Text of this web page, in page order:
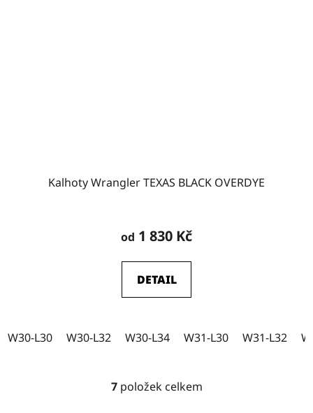
Kalhoty Wrangler TEXAS BLACK OVERDYE
hodnocení
produktu
je
5,0
hvězdiček.
od 1 830 Kč
DETAIL
W30-L30 W30-L32 W30-L34 W31-L30 W31-L32
O
7položek celkem